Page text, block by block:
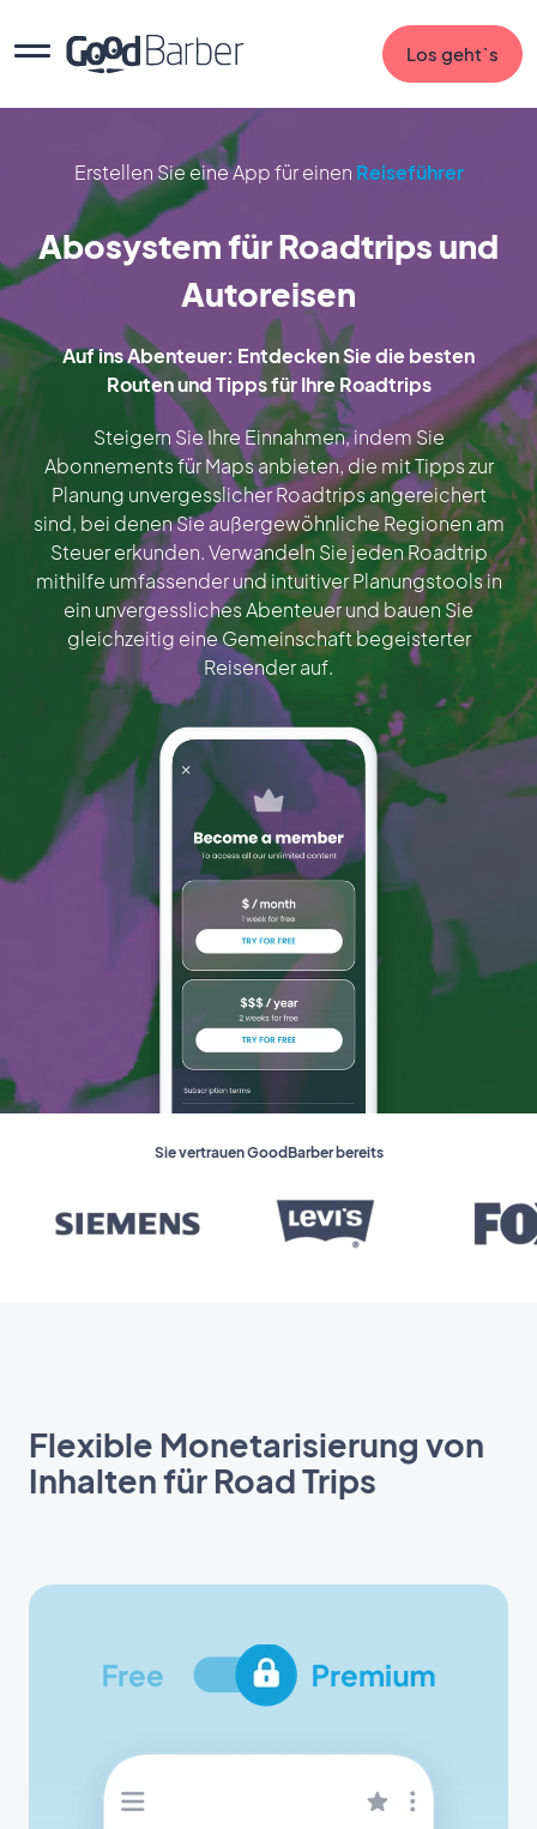
Los geht`s
Erstellen Sie eine App für einen Reiseführer
Abosystem für Roadtrips und
Autoreisen
Auf ins Abenteuer: Entdecken Sie die besten
Routen und Tipps für Ihre Roadtrips
Steigern Sie Ihre Einnahmen, indem Sie
Abonnements für Maps anbieten, die mit Tipps zur
Planung unvergesslicher Roadtrips angereichert
sind, bei denen Sie außergewöhnliche Regionen am
Steuer erkunden. Verwandeln Sie jeden Roadtrip
mithilfe umfassender und intuitiver Planungstools in
ein unvergessliches Abenteuer und bauen Sie
gleichzeitig eine Gemeinschaft begeisterter
Reisender auf.
Sie vertrauen GoodBarber bereits
Flexible Monetarisierung von
Inhalten für Road Trips